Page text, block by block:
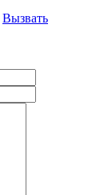
Вызвать